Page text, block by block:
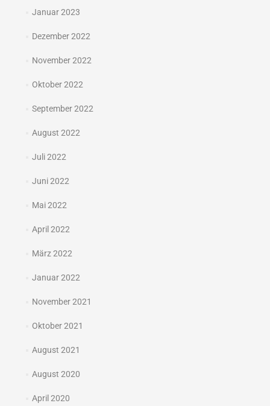
Januar 2023
Dezember 2022
November 2022
Oktober 2022
September 2022
August 2022
Juli 2022
Juni 2022
Mai 2022
April 2022
März 2022
Januar 2022
November 2021
Oktober 2021
August 2021
August 2020
April 2020